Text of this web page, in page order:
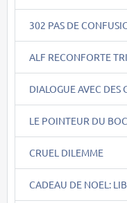
302 PAS DE
ALF RECONFORTE
DIALOGUE AVEC DES
LE POINTEUR DU
CRUEL DILEMME
CADEAU DE NOEL: